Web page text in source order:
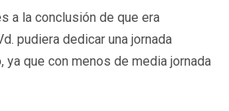
a la conclusión de que era
pudiera dedicar una jornada
ya que con menos de media jornada